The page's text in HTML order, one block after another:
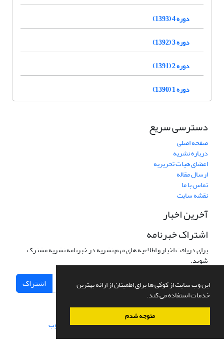
این وب سایت از کوکی ها برای اطمینان از ارائه بهترین
خدمات استفاده می کند.
متوجه شدم
دوره 4 (1393)
دوره 3 (1392)
دوره 2 (1391)
دوره 1 (1390)
دسترسی سریع
صفحه اصلی
درباره نشریه
اعضای هیات تحریریه
ارسال مقاله
تماس با ما
نقشه سایت
آخرین اخبار
اشتراک خبرنامه
برای دریافت اخبار و اطلاعیه های مهم نشریه در خبرنامه نشریه مشترک
شوید.
اشتراک
سامانه مدیریت نشریات علمی.طراحی و پیاده سازی از سیناوب